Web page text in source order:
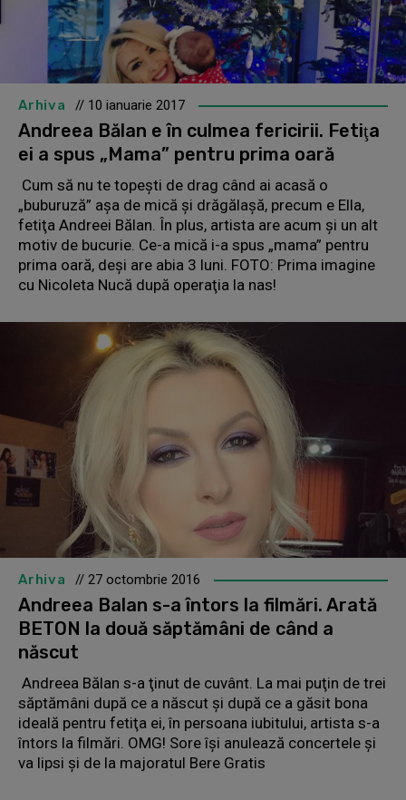
Arhiva // 10 ianuarie 2017
Andreea Bălan e în culmea fericirii. Fetiţa
ei a spus „Mama” pentru prima oară
Cum să nu te topeşti de drag când ai acasă o
„buburuză” aşa de mică şi drăgălaşă, precum e Ella,
fetiţa Andreei Bălan. În plus, artista are acum şi un alt
motiv de bucurie. Ce-a mică i-a spus „mama” pentru
prima oară, deşi are abia 3 luni. FOTO: Prima imagine
cu Nicoleta Nucă după operaţia la nas!
Arhiva // 27 octombrie 2016
Andreea Balan s-a întors la filmări. Arată
BETON la două săptămâni de când a
născut
Andreea Bălan s-a ţinut de cuvânt. La mai puţin de trei
săptămâni după ce a născut şi după ce a găsit bona
ideală pentru fetiţa ei, în persoana iubitului, artista s-a
întors la filmări. OMG! Sore îşi anulează concertele şi
va lipsi şi de la majoratul Bere Gratis